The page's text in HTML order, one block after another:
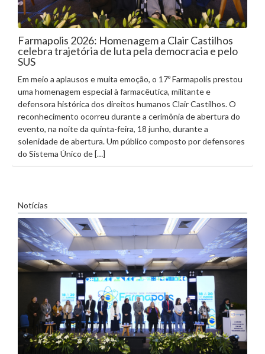
Farmapolis 2026: Homenagem a Clair Castilhos
celebra trajetória de luta pela democracia e pelo
SUS
Em meio a aplausos e muita emoção, o 17º Farmapolis prestou
uma homenagem especial à farmacêutica, militante e
defensora histórica dos direitos humanos Clair Castilhos. O
reconhecimento ocorreu durante a cerimônia de abertura do
evento, na noite da quinta-feira, 18 junho, durante a
solenidade de abertura. Um público composto por defensores
do Sistema Único de […]
Notícias